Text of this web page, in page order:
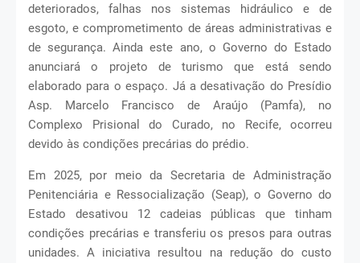
deteriorados, falhas nos sistemas hidráulico e de
esgoto, e comprometimento de áreas administrativas e
de segurança. Ainda este ano, o Governo do Estado
anunciará o projeto de turismo que está sendo
elaborado para o espaço. Já a desativação do Presídio
Asp. Marcelo Francisco de Araújo (Pamfa), no
Complexo Prisional do Curado, no Recife, ocorreu
devido às condições precárias do prédio.
Em 2025, por meio da Secretaria de Administração
Penitenciária e Ressocialização (Seap), o Governo do
Estado desativou 12 cadeias públicas que tinham
condições precárias e transferiu os presos para outras
unidades. A iniciativa resultou na redução do custo